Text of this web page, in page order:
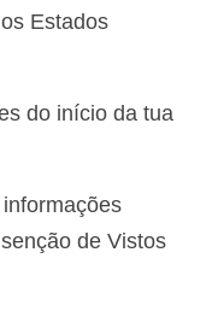
Estados
do início da tua
de Vistos